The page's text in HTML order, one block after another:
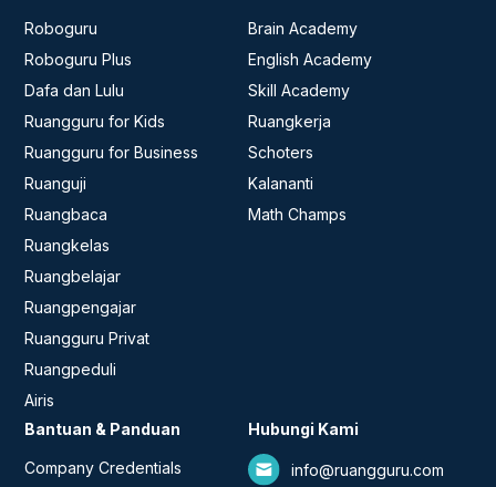
Roboguru
Roboguru Plus
Dafa dan Lulu
Ruangguru for Kids
Ruangguru for Business
Ruanguji
Ruangbaca
Ruangkelas
Ruangbelajar
Ruangpengajar
Ruangguru Privat
Ruangpeduli
Airis
Brain Academy
English Academy
Skill Academy
Ruangkerja
Schoters
Kalananti
Math Champs
Bantuan & Panduan
Company Credentials
Hubungi Kami
info@ruangguru.com